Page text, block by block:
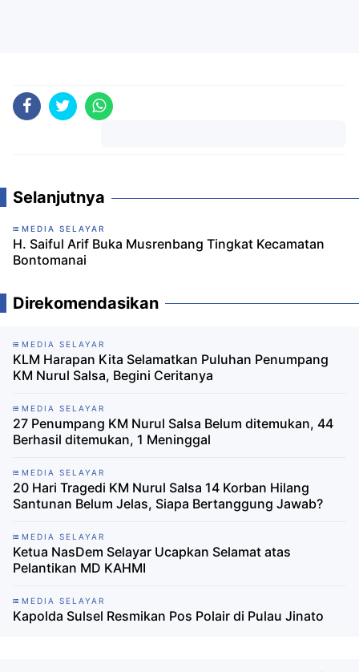
Selanjutnya
MEDIA SELAYAR
H. Saiful Arif Buka Musrenbang Tingkat Kecamatan
Bontomanai
Direkomendasikan
MEDIA SELAYAR
KLM Harapan Kita Selamatkan Puluhan Penumpang
KM Nurul Salsa, Begini Ceritanya
MEDIA SELAYAR
27 Penumpang KM Nurul Salsa Belum ditemukan, 44
Berhasil ditemukan, 1 Meninggal
MEDIA SELAYAR
20 Hari Tragedi KM Nurul Salsa 14 Korban Hilang
Santunan Belum Jelas, Siapa Bertanggung Jawab?
MEDIA SELAYAR
Ketua NasDem Selayar Ucapkan Selamat atas
Pelantikan MD KAHMI
MEDIA SELAYAR
Kapolda Sulsel Resmikan Pos Polair di Pulau Jinato